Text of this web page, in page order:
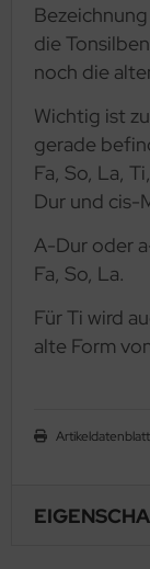
die
noch die
Wichtig ist
gerade
Fa, So, La,
Dur und cis-
A-Dur oder
Fa, So, La.
Für Ti wird
alte Form